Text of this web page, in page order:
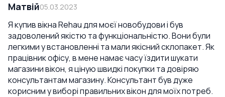
Матвій05.03.2023
Я купив вікна Rehau для моєї новобудови і був
задоволений якістю та функціональністю. Вони були
легкими у встановленні та мали якісний склопакет. Як
працівник офісу, в мене намає часу їздити шукати
магазини вікон, я ціную швидкі покупки та довіряю
консультантам магазину. Консультант був дуже
корисним у виборі правильних вікон для моїх потреб.